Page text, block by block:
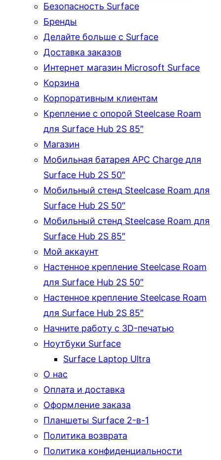
Безопасность Surface
Бренды
Делайте больше с Surface
Доставка заказов
Интернет магазин Microsoft Surface
Корзина
Корпоративным клиентам
Крепление с опорой Steelcase Roam
для Surface Hub 2S 85″
Магазин
Мобильная батарея APC Charge для
Surface Hub 2S 50″
Мобильный стенд Steelcase Roam для
Surface Hub 2S 50″
Мобильный стенд Steelcase Roam для
Surface Hub 2S 85″
Мой аккаунт
Настенное крепление Steelcase Roam
для Surface Hub 2S 50″
Настенное крепление Steelcase Roam
для Surface Hub 2S 85″
Начните работу с 3D-печатью
Ноутбуки Surface
Surface Laptop Ultra
О нас
Оплата и доставка
Оформление заказа
Планшеты Surface 2-в-1
Политика возврата
Политика конфиденциальности